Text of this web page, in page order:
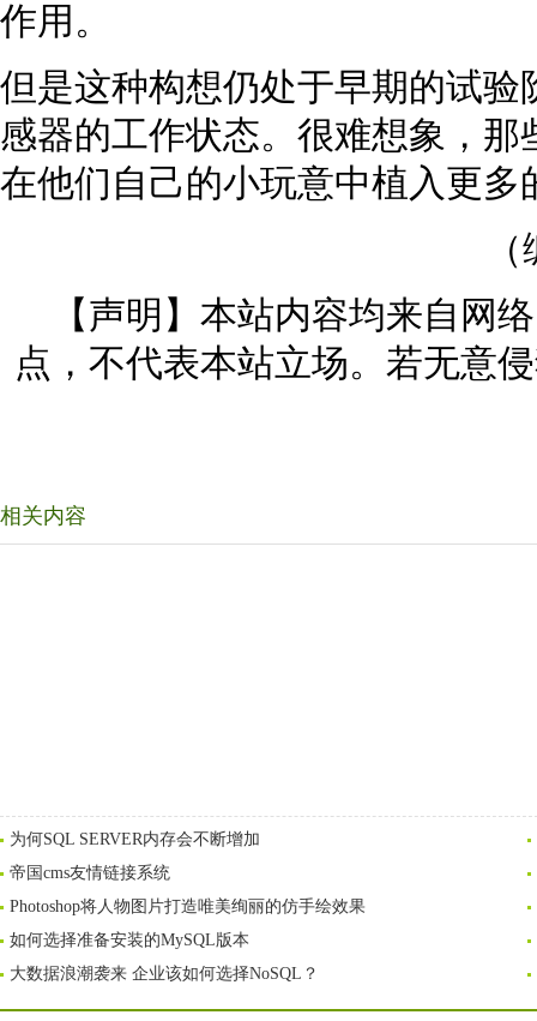
作用。
但是这种构想仍处于早期的试
感器的工作状态。很难想象，
在他们自己的小玩意中植入更多
【声明】本站内容均来自网
点，不代表本站立场。若无意
相关内容
为何SQL SERVER内存会不断增加
帝国cms友情链接系统
Photoshop将人物图片打造唯美绚丽的仿手绘效果
如何选择准备安装的MySQL版本
大数据浪潮袭来 企业该如何选择NoSQL？